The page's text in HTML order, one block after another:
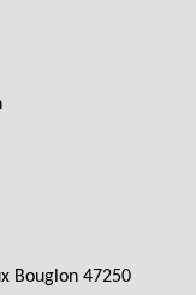
Bouglon 47250